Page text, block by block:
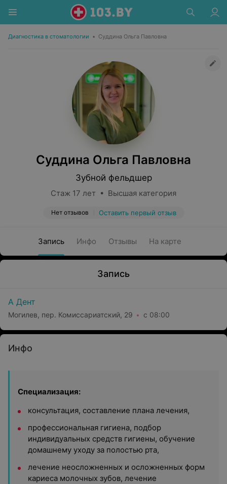
Диагностика в стоматологии • Суддина Ольга Павловна
Суддина Ольга Павловна
Зубной фельдшер
Стаж 17 лет • Высшая категория
Нет отзывов Оставить первый отзыв
Запись Инфо Отзывы На карте
Запись
А Дент
Могилев, пер. Комиссариатский, 29 с 08:00
Инфо
Специализация:
консультация, составление плана лечения,
профессиональная гигиена, подбор
индивидуальных средств гигиены, обучение
домашнему уходу за полостью рта,
лечение неосложненных и осложненных форм
кариеса молочных зубов, лечение